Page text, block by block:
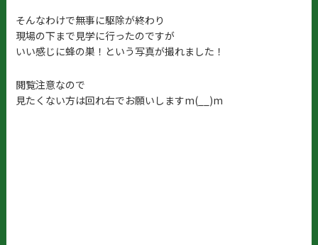
そんなわけで無事に駆除が終わり
現場の下まで見学に行ったのですが
いい感じに蜂の巣！という写真が撮れました！
閲覧注意なので
見たくない方は回れ右でお願いしますm(__)m